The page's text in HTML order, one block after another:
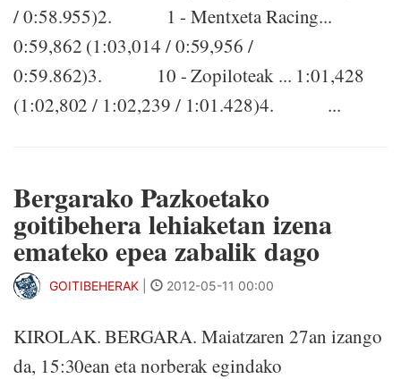
/ 0:58.955)2. 1 - Mentxeta Racing...
0:59,862 (1:03,014 / 0:59,956 /
0:59.862)3. 10 - Zopiloteak ... 1:01,428
(1:02,802 / 1:02,239 / 1:01.428)4. ...
Bergarako Pazkoetako
goitibehera lehiaketan izena
emateko epea zabalik dago
GOITIBEHERAK 2012-05-11 00:00
KIROLAK. BERGARA. Maiatzaren 27an izango
da, 15:30ean eta norberak egindako